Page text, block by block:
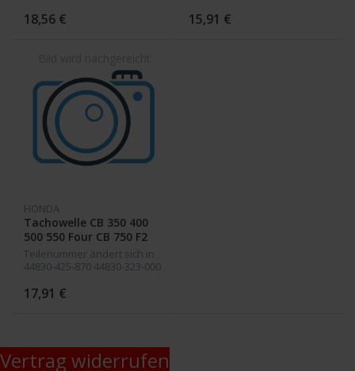
18,56 € 15,91 €
HONDA
Tachowelle CB 350 400
500 550 Four CB 750 F2
Teilenummer ändert sich in
44830-425-870 44830-323-000
93cm lang
17,91 €
Vertrag widerrufen